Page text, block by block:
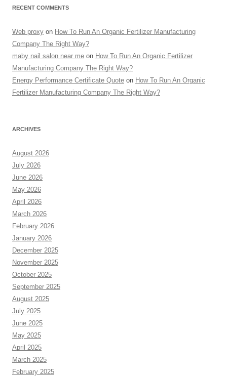
RECENT COMMENTS
Web proxy on How To Run An Organic Fertilizer Manufacturing
Company The Right Way?
maby nail salon near me on How To Run An Organic Fertilizer
Manufacturing Company The Right Way?
Energy Performance Certificate Quote on How To Run An Organic
Fertilizer Manufacturing Company The Right Way?
ARCHIVES
August 2026
July 2026
June 2026
May 2026
April 2026
March 2026
February 2026
January 2026
December 2025
November 2025
October 2025
September 2025
August 2025
July 2025
June 2025
May 2025
April 2025
March 2025
February 2025